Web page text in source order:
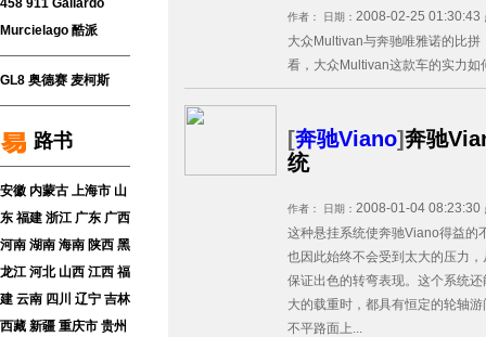
458 911 Gallardo
Murcielago 酷派
GL8 奥德赛 麦柯斯
路书
安徽 内蒙古 上海市 山
东 福建 浙江 广东 广西
河南 湖南 海南 陕西 黑
龙江 河北 山西 江西 福
建 云南 四川 辽宁 吉林
西藏 新疆 重庆市 贵州
作者： 日期： 2008-02-25 01:30:43
大众Multivan与奔驰唯雅诺的比
看，大众Multivan这款车的实力如
[奔驰Viano]奔驰
统
作者： 日期： 2008-01-04 08:23:30
这种悬挂系统使奔驰Viano得益的
也因此始终不会受到太大的压力
保证出色的转弯表现。这个系统
大的载重时，都具有恒定的轮轴
不平路面上...